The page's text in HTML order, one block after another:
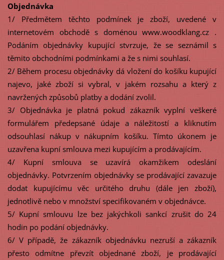
Objednávka
1/ Předmětem těchto podmínek je zboží, uvedené v
internetovém obchodě s doménou www.woodklang.cz .
Podáním objednávky kupující stvrzuje, že se seznámil s
těmito obchodními podmínkami a že s nimi souhlasí.
2/ Během procesu objednávky dá vložení do košíku kupující
najevo, jaké zboží si vybral, v jakém rozsahu a který z
navržených způsobů platby a dodání zvolil.
3/ Objednávka je platná pokud zákazník vyplní veškeré
formulářem předepsané údaje a náležitostí a kliknutím
odsouhlasí nákup v nákupním košíku. Tímto úkonem je
uzavřena kupní smlouva mezi kupujícím a prodávajícím.
4/ Kupní smlouva se uzavírá okamžikem odeslání
objednávky. Potvrzením objednávky se prodávající zavazuje
dodat kupujícímu věc určitého druhu (dále jen zboží),
jednotlivě nebo v množství specifikovaném v objednávce.
5/ Kupní smlouvu lze bez jakýchkoli sankcí zrušit do 24
hodin po podání objednávky.
6/ V případě, že zákazník objednávku nezruší a zákazník
přesto odmítne převzít objednané zboží, je prodávající